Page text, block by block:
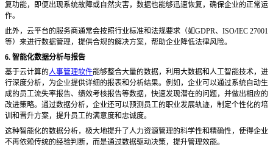
复功能，即便出现系统故障或自然灾害，数据也能够迅速恢复，确保企业的正常运
作。
此外，云平台的服务商通常会按照行业标准和法规要求（如GDPR、ISO/IEC 27001
等）来进行数据管理，提供合规的解决方案，帮助企业降低法律风险。
6. 智能化数据分析与报告
基于云计算的人事管理软件能够整合大量的数据，利用大数据和人工智能技术，进
行深度分析，为企业提供详细的报表和分析结果。例如，企业可以通过系统自动生
成的员工流失率报告、绩效考核报告等数据，快速发现潜在的问题，并做出相应的
改进策略。通过数据分析，企业还可以预测员工的职业发展轨迹，制定个性化的培
训和晋升方案，提升员工的满意度和忠诚度。
这种智能化的数据分析，极大地提升了人力资源管理的科学性和精确性，使得企业
不再依赖传统的经验判断，而是通过数据驱动决策，提升管理效能。